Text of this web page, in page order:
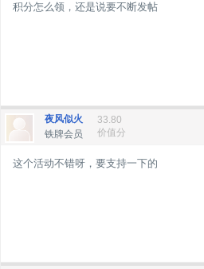
积分怎么领，还是说要不断发帖
夜风似火
铁牌会员
33.80
价值分
这个活动不错呀，要支持一下的